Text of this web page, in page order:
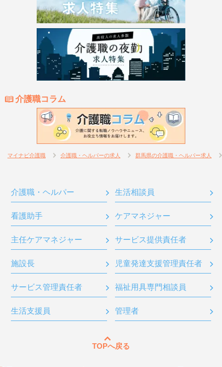
介護職コラム
マイナビ介護職 介護職・ヘルパーの求人 群馬県の介護職・ヘルパー求人
介護職・ヘルパー 生活相談員
看護助手 ケアマネジャー
主任ケアマネジャー サービス提供責任者
施設長 児童発達支援管理責任者
サービス管理責任者 福祉用具専門相談員
生活支援員 管理者
TOPへ戻る